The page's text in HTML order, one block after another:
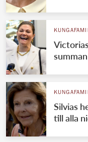
Silvias
till alla